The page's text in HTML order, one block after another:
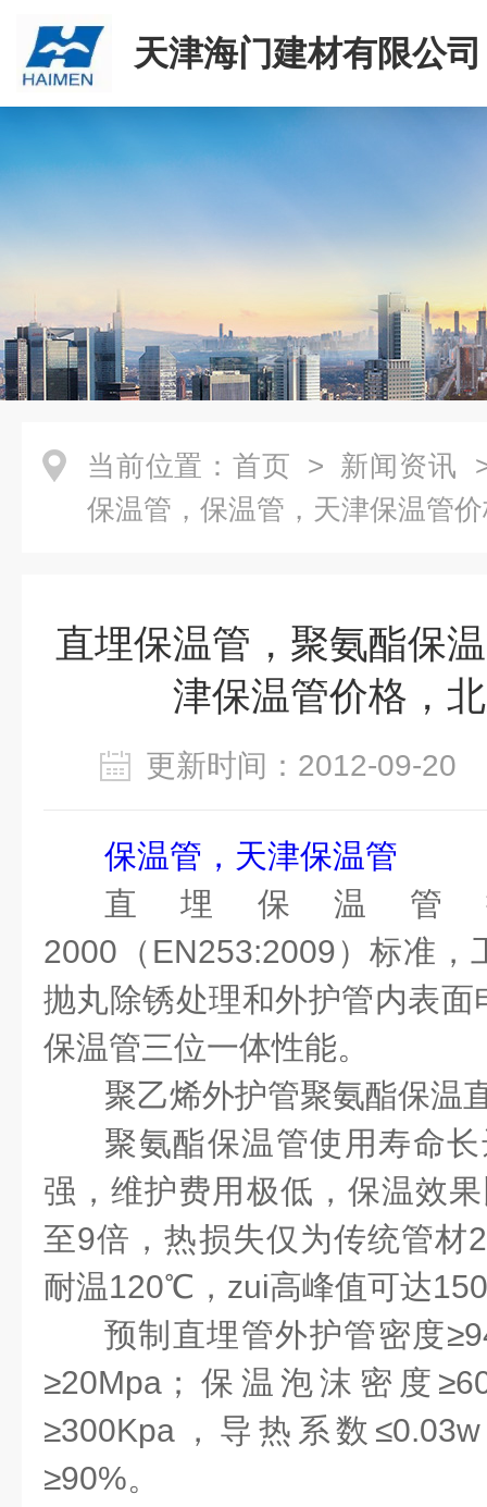
天津海门建材有限公司
当前位置： 首页 > 新闻资讯
保温管，保温管，天津保温管
直埋保温管，聚氨酯保
津保温管价格，
更新时间：2012-09-
保温管，天津保温管
直埋保温管
2000（EN253:2009）标准，
抛丸除锈处理和外护管内表
保温管三位一体性能。
聚乙烯外护管聚氨酯保温
聚氨酯保温管使用寿命
强，维护费用极低，保温效
至9倍，热损失仅为传统管材
耐温120℃ ，zui高峰值可达150
预制直埋管外护管密度≥
≥20Mpa ；保温泡沫密度≥
≥300Kpa ，导热系数≤0.03w
≥90%。